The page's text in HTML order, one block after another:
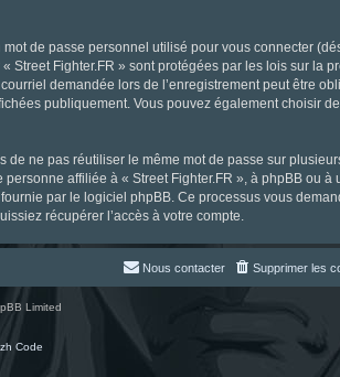
de passe personnel utilisé pour vous connecter
Fighter.FR » sont protégées par les lois sur la
demandée lors de l’enregistrement peut être
publiquement. Vous pouvez également choisir
ne pas réutiliser le même mot de passe sur
affiliée à « Street Fighter.FR », à phpBB ou à
par le logiciel phpBB. Ce processus vous
récupérer l’accès à votre compte.
Supprimer les
Nous contacter
Limited
Code